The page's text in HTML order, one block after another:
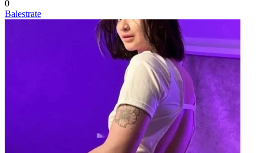
0
Balestrate